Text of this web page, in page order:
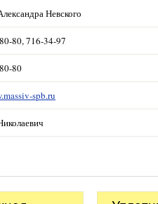
Невского
80, 716-34-97
80
spb.ru